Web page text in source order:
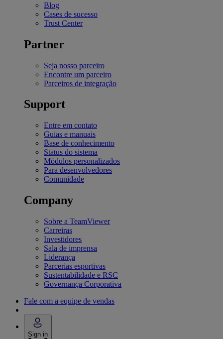
Blog
Cases de sucesso
Trust Center
Partner
Seja nosso parceiro
Encontre um parceiro
Parceiros de integração
Support
Entre em contato
Guias e manuais
Base de conhecimento
Status do sistema
Módulos personalizados
Para desenvolvedores
Comunidade
Company
Sobre a TeamViewer
Carreiras
Investidores
Sala de imprensa
Liderança
Parcerias esportivas
Sustentabilidade e RSC
Governança Corporativa
Fale com a equipe de vendas
Sign in